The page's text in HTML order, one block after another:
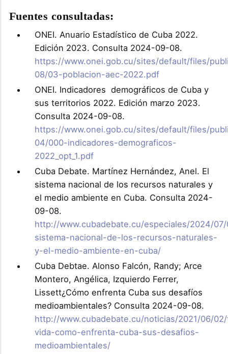
Fuentes consultadas:
ONEI. Anuario Estadístico de Cuba 2022.
Edición 2023. Consulta 2024-09-08.
https://www.onei.gob.cu/sites/default/files/
08/03-poblacion-aec-2022.pdf
ONEI. Indicadores demográficos de Cuba y
sus territorios 2022. Edición marzo 2023.
Consulta 2024-09-08.
https://www.onei.gob.cu/sites/default/files/
04/000-indicadores-demograficos-
2022_opt_1.pdf
Cuba Debate. Martínez Hernández, Anel. El
sistema nacional de los recursos naturales y
el medio ambiente en Cuba. Consulta 2024-
09-08.
http://www.cubadebate.cu/especiales/2024/
sistema-nacional-de-los-recursos-naturales-
y-el-medio-ambiente-en-cuba/
Cuba Debtae. Alonso Falcón, Randy; Arce
Montero, Angélica, Izquierdo Ferrer,
Lissett¿Cómo enfrenta Cuba sus desafíos
medioambientales? Consulta 2024-09-08.
http://www.cubadebate.cu/noticias/2021/06/
vida-como-enfrenta-cuba-sus-desafios-
medioambientales/